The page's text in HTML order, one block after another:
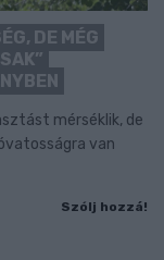
DE MÉG
mérséklik, de
van
Szólj hozzá!